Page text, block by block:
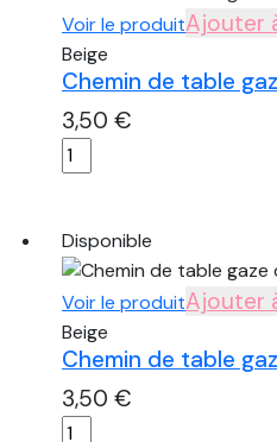
Voir le produitAjouter
Beige
Chemin de table
3,50 €
quantité
de
de
table
gaze
de
coton
marron
Disponible
Voir le produitAjouter
Beige
Chemin de table
3,50 €
quantité